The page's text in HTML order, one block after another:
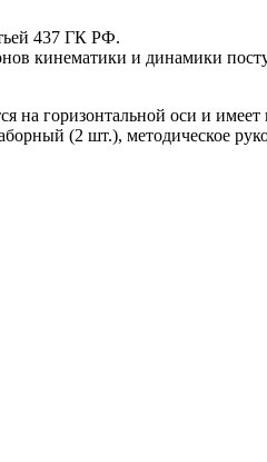
437 ГК РФ.
кинематики и динамики
на горизонтальной оси и
(2 шт.), методическое